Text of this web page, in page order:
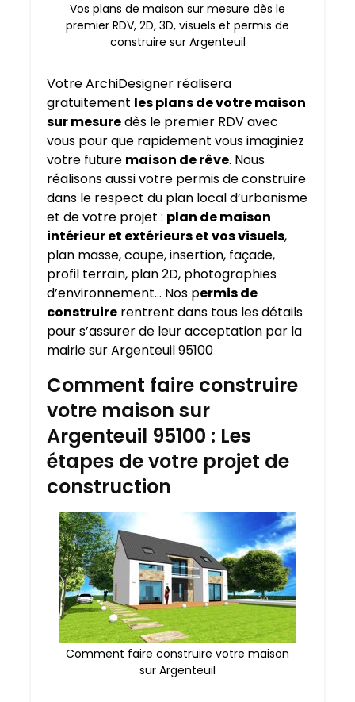
Vos plans de maison sur mesure dès le
premier RDV, 2D, 3D, visuels et permis de
construire sur Argenteuil
Votre ArchiDesigner réalisera
gratuitement les plans de votre maison
sur mesuredès le premier RDV avec
vous pour que rapidement vous imaginiez
votre future maison de rêve. Nous
réalisons aussi votre permis de construire
dans le respect du plan local d’urbanisme
et de votre projet : plan de maison
intérieur et extérieurs et vos visuels,
plan masse, coupe, insertion, façade,
profil terrain, plan 2D, photographies
d’environnement… Nos permis de
construire rentrent dans tous les détails
pour s’assurer de leur acceptation par la
mairie sur Argenteuil 95100
Comment faire construire
votre maison sur
Argenteuil 95100 : Les
étapes de votre projet de
construction
Comment faire construire votre maison
sur Argenteuil